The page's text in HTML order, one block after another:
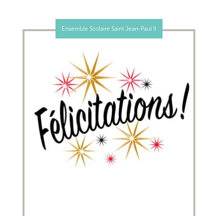
Ensemble Scolaire Saint Jean-Paul II